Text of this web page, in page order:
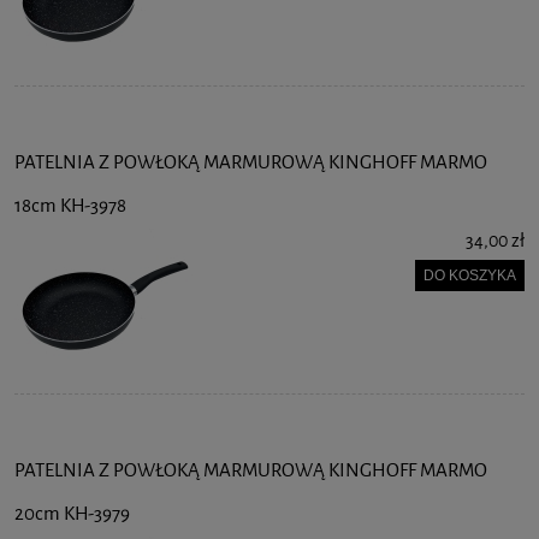
PATELNIA Z POWŁOKĄ MARMUROWĄ KINGHOFF MARMO
18cm KH-3978
34,00 zł
DO KOSZYKA
PATELNIA Z POWŁOKĄ MARMUROWĄ KINGHOFF MARMO
20cm KH-3979